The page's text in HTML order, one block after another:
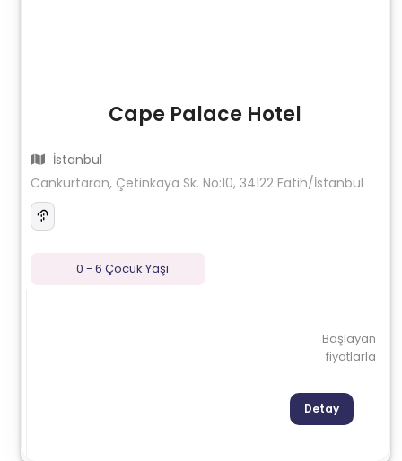
Cape Palace Hotel
İstanbul
Cankurtaran, Çetinkaya Sk. No:10, 34122 Fatih/İstanbul
0 - 6 Çocuk Yaşı
Başlayan
fiyatlarla
Detay